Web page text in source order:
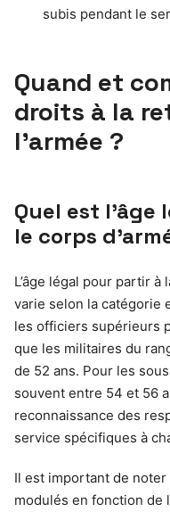
subis pendant le
Quand et
droits à la
l’armée ?
Quel est
le corps
L’âge légal pour partir
varie selon la catégorie
les officiers supérieurs
que les militaires du
de 52 ans. Pour les
souvent entre 54 et 56
reconnaissance des
service spécifiques à
Il est important de
modulés en fonction de